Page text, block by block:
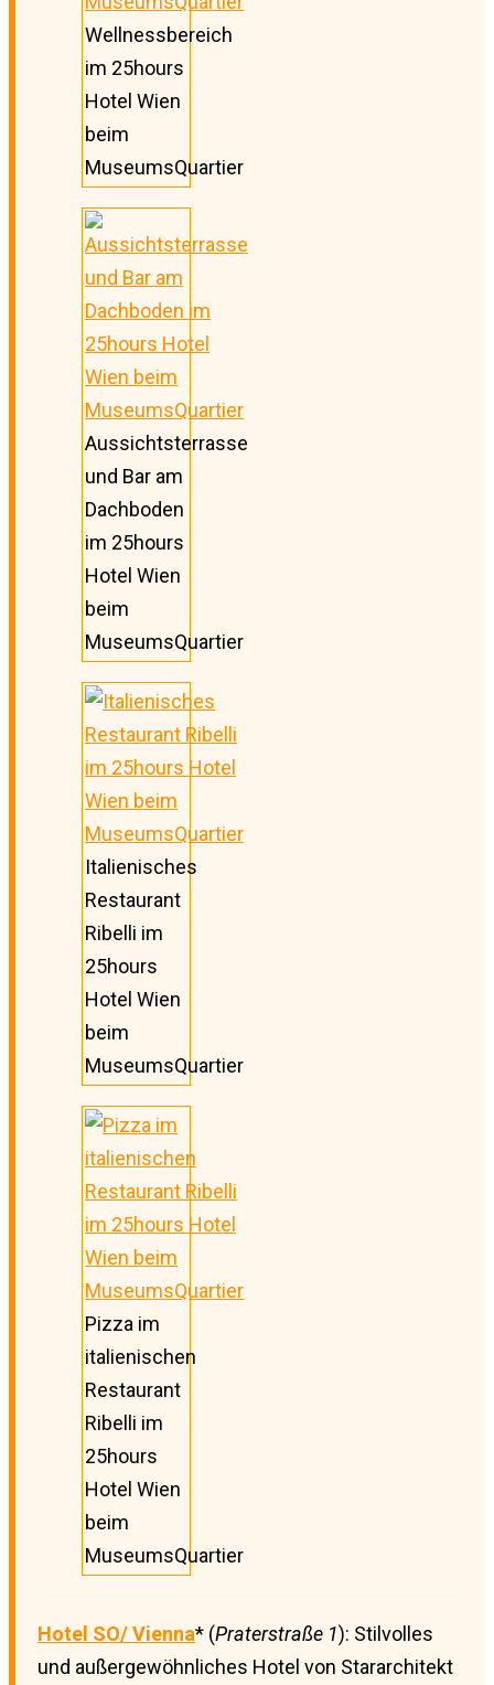
Wellnessbereich
im 25hours
Hotel Wien
beim
MuseumsQuartier
Aussichtsterrasse
und Bar am
Dachboden
im 25hours
Hotel Wien
beim
MuseumsQuartier
Italienisches
Restaurant
Ribelli im
25hours
Hotel Wien
beim
MuseumsQuartier
Pizza im
italienischen
Restaurant
Ribelli im
25hours
Hotel Wien
beim
MuseumsQuartier
Hotel SO/ Vienna* (Praterstraße 1): Stilvolles
und außergewöhnliches Hotel von Stararchitekt